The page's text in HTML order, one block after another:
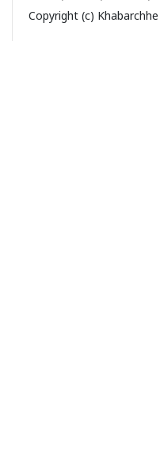
Copyright (c) Khabarchhe